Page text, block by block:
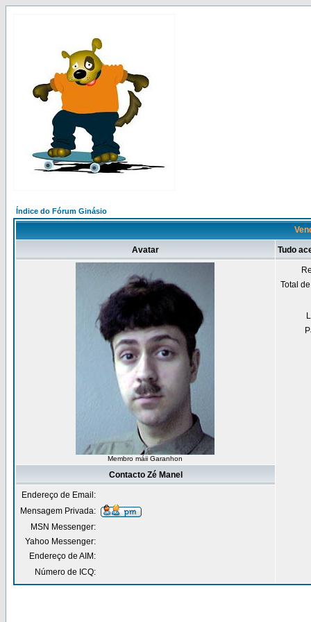
Índice do Fórum Ginásio
Avatar Tudo
Membro máii Garanhon
Total
Contacto Zé Manel
Endereço de Email:
Mensagem Privada:
MSN Messenger:
Yahoo Messenger:
Endereço de AIM:
Número de ICQ: